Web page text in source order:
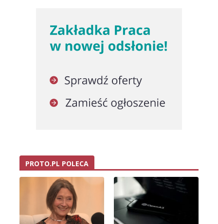
PROTO.PL POLECA